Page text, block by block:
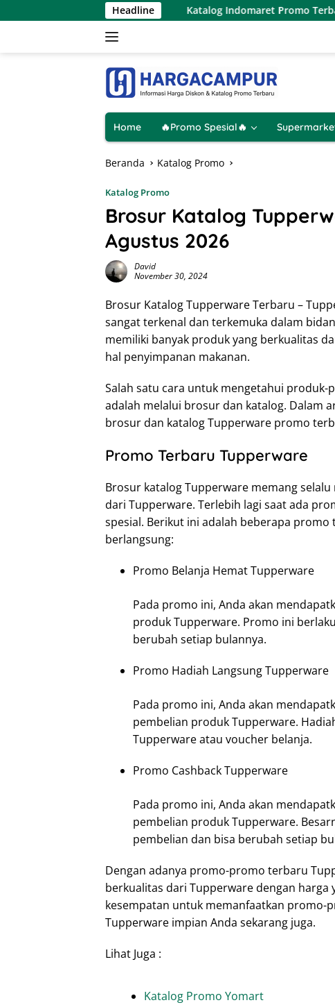
ke
Headline
Katalog Indomaret Promo Terbaru 6 – 12
Home 🔥Promo Spesial🔥
Beranda Katalog Promo
Katalog Promo
Brosur Katalog
Agustus 2026
David
November 30, 2024
Brosur Katalog Tupperware Terbaru –
sangat terkenal dan terkemuka dalam
memiliki banyak produk yang berkualitas
hal penyimpanan makanan.
Salah satu cara untuk mengetahui
adalah melalui brosur dan katalog. Dalam
brosur dan katalog Tupperware promo
Promo Terbaru Tupperware
Brosur katalog Tupperware memang
dari Tupperware. Terlebih lagi saat ada
spesial. Berikut ini adalah beberapa
berlangsung:
Promo Belanja Hemat Tupperware
Pada promo ini, Anda akan
produk Tupperware. Promo ini
berubah setiap bulannya.
Promo Hadiah Langsung Tupperware
Pada promo ini, Anda akan
pembelian produk Tupperware.
Tupperware atau voucher belanja.
Promo Cashback Tupperware
Pada promo ini, Anda akan
pembelian produk Tupperware.
pembelian dan bisa berubah setiap
Dengan adanya promo-promo terbaru
berkualitas dari Tupperware dengan harga
kesempatan untuk memanfaatkan
Tupperware impian Anda sekarang juga.
Lihat Juga :
Katalog Promo Yomart